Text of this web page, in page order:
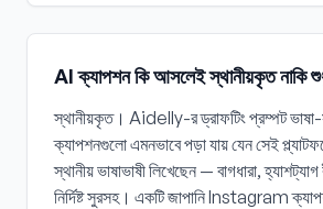
AI ক্যাপশন কি আসলেই স্থানীয়কৃত নাকি
স্থানীয়কৃত। Aidelly-র ড্রাফটিং প্রম্পট
ক্যাপশনগুলো এমনভাবে পড়া যায় যেন সেই
স্থানীয় ভাষাভাষী লিখেছেন — বাগধারা, হ্যাশট্যাগ
নির্দিষ্ট সুরসহ। একটি জাপানি Instagram